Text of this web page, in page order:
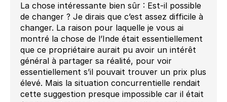
La chose intéressante bien sûr : Est-il possible
de changer ? Je dirais que c’est assez difficile à
changer. La raison pour laquelle je vous ai
montré la chose de l’Inde était essentiellement
que ce propriétaire aurait pu avoir un intérêt
général à partager sa réalité, pour voir
essentiellement s’il pouvait trouver un prix plus
élevé. Mais la situation concurrentielle rendait
cette suggestion presque impossible car il était